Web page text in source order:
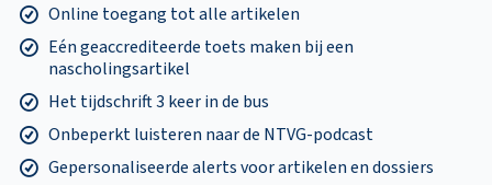
Online toegang tot alle artikelen
Eén geaccrediteerde toets maken bij een
nascholingsartikel
Het tijdschrift 3 keer in de bus
Onbeperkt luisteren naar de NTVG-podcast
Gepersonaliseerde alerts voor artikelen en dossiers